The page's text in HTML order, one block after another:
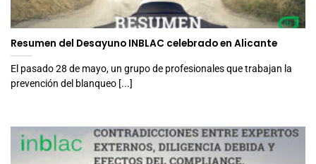
Resumen del Desayuno INBLAC celebrado en Alicante
El pasado 28 de mayo, un grupo de profesionales que trabajan la
prevención del blanqueo [...]